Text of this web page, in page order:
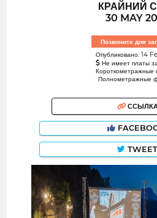
КРАЙНИЙ
30 MAY
Позвоните для
Опубликовано: 14
Не имеет платы
Короткометражные
Полнометражные
TWEET